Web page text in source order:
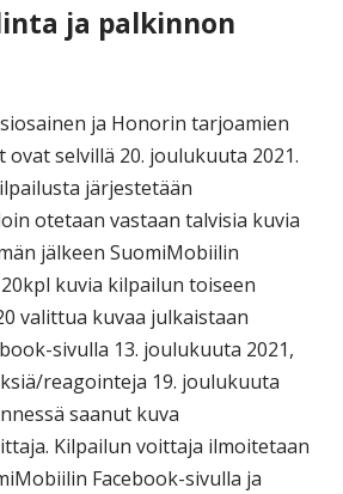
ja palkinnon
ja Honorin tarjoamien
selvillä 20. joulukuuta 2021.
järjestetään
otetaan vastaan talvisia kuvia
jälkeen SuomiMobiilin
kuvia kilpailun toiseen
valittua kuvaa julkaistaan
sivulla 13. joulukuuta 2021,
reagointeja 19. joulukuuta
saanut kuva
Kilpailun voittaja ilmoitetaan
Facebook-sivulla ja